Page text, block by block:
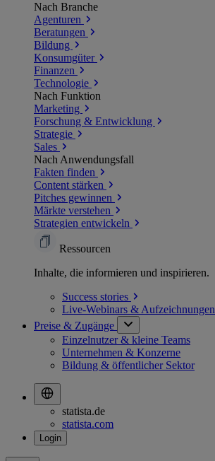
Nach Branche
Agenturen
Beratungen
Bildung
Konsumgüter
Finanzen
Technologie
Nach Funktion
Marketing
Forschung & Entwicklung
Strategie
Sales
Nach Anwendungsfall
Fakten finden
Content stärken
Pitches gewinnen
Märkte verstehen
Strategien entwickeln
Ressourcen
Inhalte, die informieren und inspirieren.
Success stories
Live-Webinars & Aufzeichnungen
Preise & Zugänge
Einzelnutzer & kleine Teams
Unternehmen & Konzerne
Bildung & öffentlicher Sektor
statista.de
statista.com